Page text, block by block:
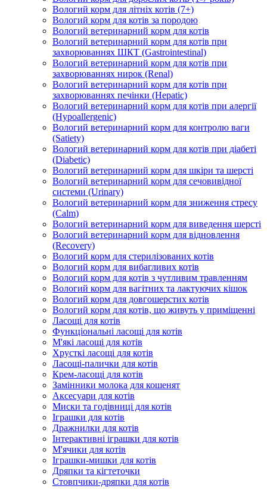
Вологий корм для літніх котів (7+)
Вологий корм для котів за породою
Вологий ветеринарний корм для котів
Вологий ветеринарний корм для котів при
захворюваннях ШКТ (Gastrointestinal)
Вологий ветеринарний корм для котів при
захворюваннях нирок (Renal)
Вологий ветеринарний корм для котів при
захворюваннях печінки (Hepatic)
Вологий ветеринарний корм для котів при алергії
(Hypoallergenic)
Вологий ветеринарний корм для контролю ваги
(Satiety)
Вологий ветеринарний корм для котів при діабеті
(Diabetic)
Вологий ветеринарний корм для шкіри та шерсті
Вологий ветеринарний корм для сечовивідної
системи (Urinary)
Вологий ветеринарний корм для зниження стресу
(Calm)
Вологий ветеринарний корм для виведення шерсті
Вологий ветеринарний корм для відновлення
(Recovery)
Вологий корм для стерилізованих котів
Вологий корм для вибагливих котів
Вологий корм для котів з чутливим травленням
Вологий корм для вагітних та лактуючих кішок
Вологий корм для довгошерстих котів
Вологий корм для котів, що живуть у приміщенні
Ласощі для котів
Функціональні ласощі для котів
М'які ласощі для котів
Хрусткі ласощі для котів
Ласощі-палички для котів
Крем-ласощі для котів
Замінники молока для кошенят
Аксесуари для котів
Миски та годівниці для котів
Іграшки для котів
Дражнилки для котів
Інтерактивні іграшки для котів
М'ячики для котів
Іграшки-мишки для котів
Дряпки та кігтеточки
Стовпчики-дряпки для котів